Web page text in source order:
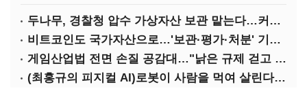
두나무, 경찰청 압수 가상자산 보관 맡는다…커스터디 사업 최종 낙찰
비트코인도 국가자산으로…'보관·평가·처분' 기준은 숙제
게임산업법 전면 손질 공감대…"낡은 규제 걷고 안전장치 촘촘히 해야"
(최홍규의 피지컬 AI)로봇이 사람을 먹여 살린다, 그런데 언제 먹여야 할지는 모른다